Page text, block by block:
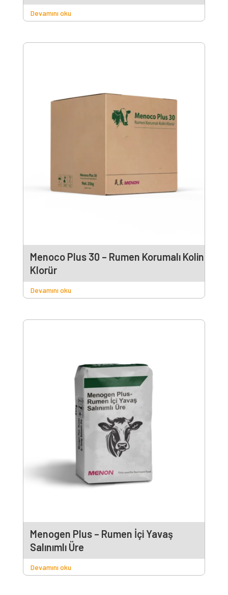
Devamını oku
Menoco Plus 30 – Rumen Korumalı Kolin
Klorür
Devamını oku
Menogen Plus – Rumen İçi Yavaş
Salınımlı Üre
Devamını oku